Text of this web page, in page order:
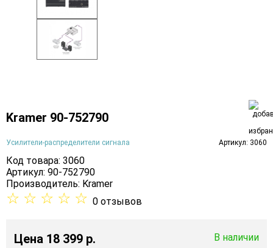
Kramer 90-752790
Усилители-распределители сигнала Артикул: 3060
Код товара: 3060
Артикул: 90-752790
Производитель: Kramer
☆ ☆ ☆ ☆ ☆ 0 отзывов
Цена 18 399 p. В наличии